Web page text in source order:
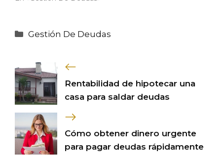
Categorías
Gestión De Deudas
Rentabilidad de hipotecar una
casa para saldar deudas
Cómo obtener dinero urgente
para pagar deudas rápidamente